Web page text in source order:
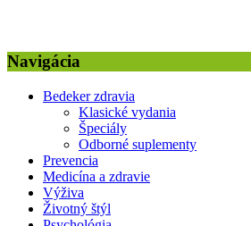
Navigácia
Bedeker zdravia
Klasické vydania
Špeciály
Odborné suplementy
Prevencia
Medicína a zdravie
Výživa
Životný štýl